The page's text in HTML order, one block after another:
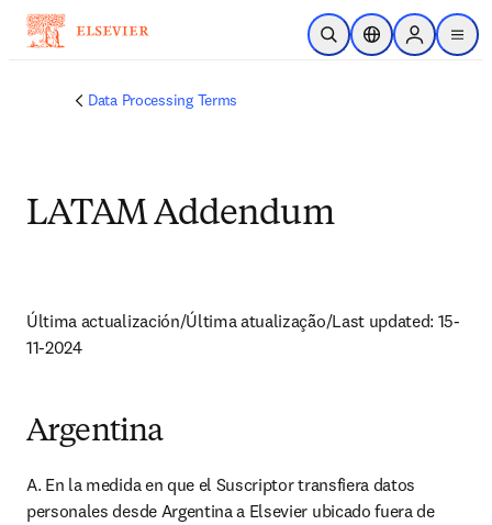
跳到主要內容
公開搜尋位置選擇器Sign in to
menu
Data Processing Terms
LATAM Addendum
Última actualización/Última atualização/Last updated: 15-
11-2024
Argentina
A. En la medida en que el Suscriptor transfiera datos
personales desde Argentina a Elsevier ubicado fuera de